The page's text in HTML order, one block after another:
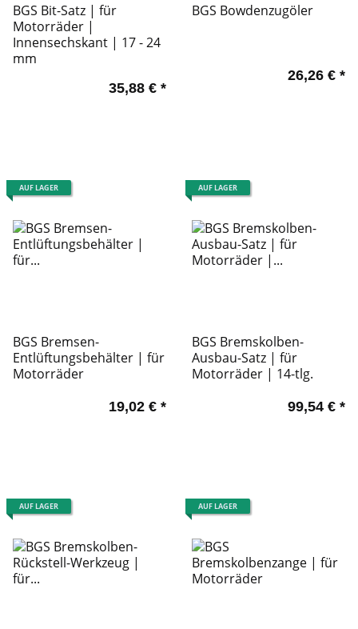
BGS Bit-Satz | für
Motorräder |
Innensechskant | 17 - 24
mm
35,88 € *
BGS Bowdenzugöler
26,26 € *
AUF LAGER
BGS Bremsen-
Entlüftungsbehälter | für
Motorräder
19,02 € *
AUF LAGER
BGS Bremskolben-
Ausbau-Satz | für
Motorräder | 14-tlg.
99,54 € *
AUF LAGER AUF LAGER